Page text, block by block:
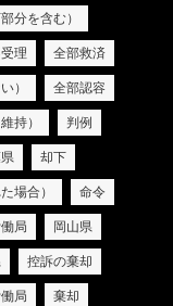
分を含む）
理 全部救済
） 全部認容
持） 判例
却下
場合） 命令
局 岡山県
控訴の棄却
局 棄却